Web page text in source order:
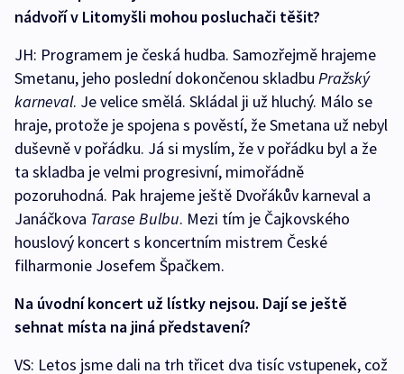
nádvoří v Litomyšli mohou posluchači těšit?
JH: Programem je česká hudba. Samozřejmě hrajeme
Smetanu, jeho poslední dokončenou skladbu Pražský
karneval. Je velice smělá. Skládal ji už hluchý. Málo se
hraje, protože je spojena s pověstí, že Smetana už nebyl
duševně v pořádku. Já si myslím, že v pořádku byl a že
ta skladba je velmi progresivní, mimořádně
pozoruhodná. Pak hrajeme ještě Dvořákův karneval a
Janáčkova Tarase Bulbu. Mezi tím je Čajkovského
houslový koncert s koncertním mistrem České
filharmonie Josefem Špačkem.
Na úvodní koncert už lístky nejsou. Dají se ještě
sehnat místa na jiná představení?
VS: Letos jsme dali na trh třicet dva tisíc vstupenek, což